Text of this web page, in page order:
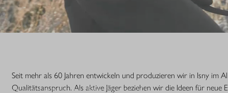
einer Legende. Die R8 Professional 2.0 ist
Seit mehr als 60 Jahren entwickeln und produzieren wir in Isny im
Qualitätsanspruch. Als aktive Jäger beziehen wir die Ideen für